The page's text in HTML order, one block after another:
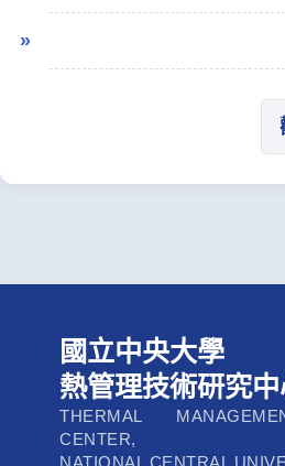
國立中央大學
熱管理技術研究
THERMAL
CENTER,
NATIONAL CENTRAL